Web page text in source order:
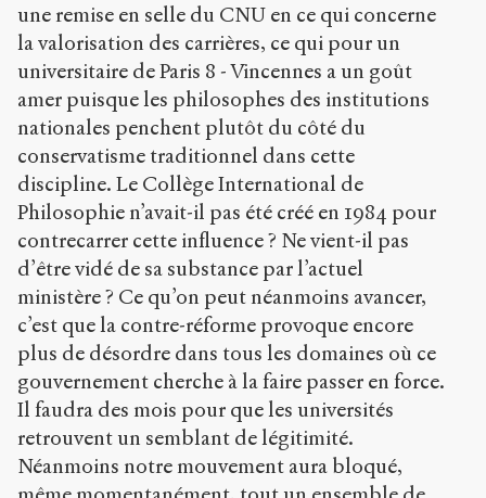
une remise en selle du CNU en ce qui concerne
la valorisation des carrières, ce qui pour un
universitaire de Paris 8 - Vincennes a un goût
amer puisque les philosophes des institutions
nationales penchent plutôt du côté du
conservatisme traditionnel dans cette
discipline. Le Collège International de
Philosophie n’avait-il pas été créé en 1984 pour
contrecarrer cette influence ? Ne vient-il pas
d’être vidé de sa substance par l’actuel
ministère ? Ce qu’on peut néanmoins avancer,
c’est que la contre-réforme provoque encore
plus de désordre dans tous les domaines où ce
gouvernement cherche à la faire passer en force.
Il faudra des mois pour que les universités
retrouvent un semblant de légitimité.
Néanmoins notre mouvement aura bloqué,